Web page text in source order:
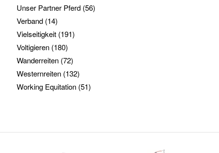
Unser Partner Pferd(56)
Verband(14)
Vielseitigkeit(191)
Voltigieren(180)
Wanderreiten(72)
Westernreiten(132)
Working Equitation(51)